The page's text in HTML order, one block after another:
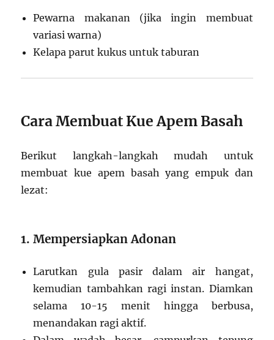
Pewarna makanan (jika ingin membuat
variasi warna)
Kelapa parut kukus untuk taburan
Cara Membuat Kue Apem Basah
Berikut langkah-langkah mudah untuk
membuat kue apem basah yang empuk dan
lezat:
1. Mempersiapkan Adonan
Larutkan gula pasir dalam air hangat,
kemudian tambahkan ragi instan. Diamkan
selama 10-15 menit hingga berbusa,
menandakan ragi aktif.